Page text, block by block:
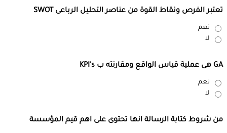
تعتبر الفرص ونقاط القوة من عناصر التحليل الرباعى SWOT
نعم
لا
GA هى عملية قياس الواقع ومقارنته ب KPI's
نعم
لا
من شروط كتابة الرسالة انها تحتوى على اهم قيم المؤسسة